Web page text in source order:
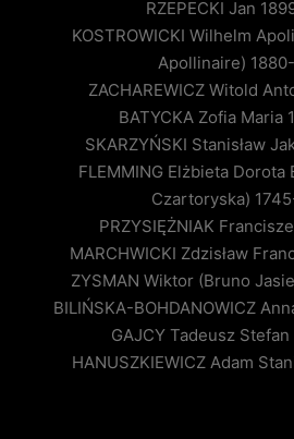
RZEPECKI Jan
KOSTROWICKI Wilhelm
Apollinaire)
ZACHAREWICZ Witold
BATYCKA Zofia Maria
SKARZYŃSKI Stanisław
FLEMMING Elżbieta Dorota
Czartoryska)
PRZYSIĘŻNIAK
MARCHWICKI Zdzisław
ZYSMAN Wiktor (Bruno
BILIŃSKA-BOHDANOWICZ
GAJCY Tadeusz
HANUSZKIEWICZ Adam